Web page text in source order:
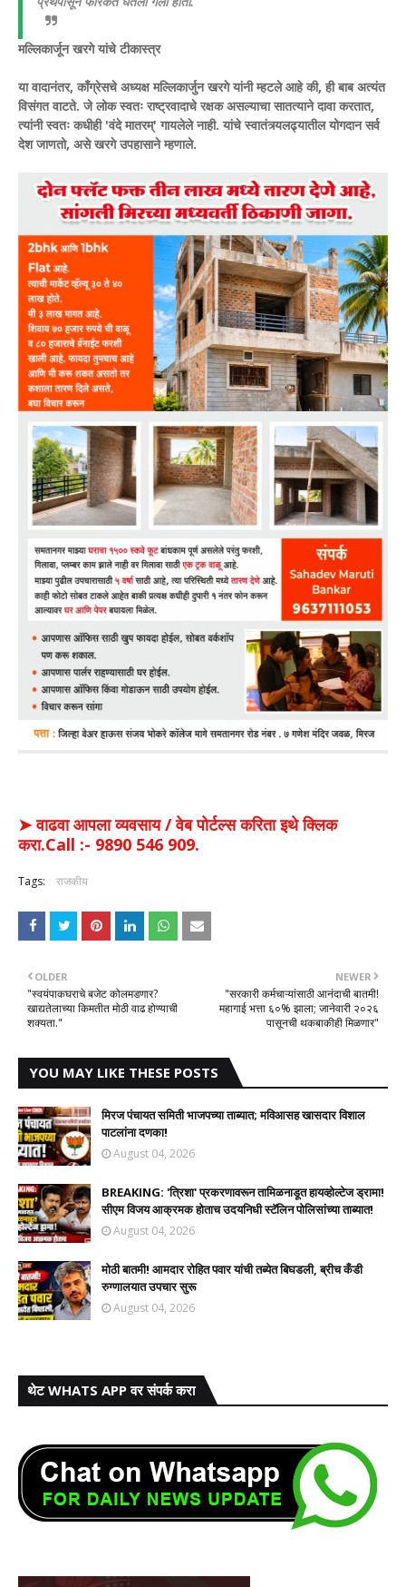
मल्लिकार्जून खरगे यांचे टीकास्त्र
या वादानंतर, काँग्रेसचे अध्यक्ष मल्लिकार्जुन खरगे यांनी म्हटले आहे की, ही बाब अत्यंत
विसंगत वाटते. जे लोक स्वतः राष्ट्रवादाचे रक्षक असल्याचा सातत्याने दावा करतात,
त्यांनी स्वतः कधीही 'वंदे मातरम्' गायलेले नाही. यांचे स्वातंत्र्यलढ्यातील योगदान सर्व
देश जाणतो, असे खरगे उपहासाने म्हणाले.
➤ वाढवा आपला व्यवसाय / वेब पोर्टल्स करिता इथे क्लिक
करा.Call :- 9890 546 909.
Tags: राजकीय
NEWER
​"सरकारी कर्मचाऱ्यांसाठी आनंदाची बातमी!
महागाई भत्ता ६०% झाला; जानेवारी २०२६
पासूनची थकबाकीही मिळणार"
OLDER
"स्वयंपाकघराचे बजेट कोलमडणार?
खाद्यतेलाच्या किमतीत मोठी वाढ होण्याची
शक्यता."
YOU MAY LIKE THESE POSTS
मिरज पंचायत समिती भाजपच्या ताब्यात; मविआसह खासदार विशाल
पाटलांना दणका!
August 04, 2026
BREAKING: 'त्रिशा' प्रकरणावरून तामिळनाडूत हायव्होल्टेज ड्रामा!
सीएम विजय आक्रमक होताच उदयनिधी स्टॅलिन पोलिसांच्या ताब्यात!
August 04, 2026
मोठी बातमी! आमदार रोहित पवार यांची तब्येत बिघडली, ब्रीच कँडी
रुग्णालयात उपचार सुरू
August 04, 2026
थेट WHATS APP वर संपर्क करा